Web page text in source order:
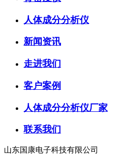
人体成分分析仪
新闻资讯
走进我们
客户案例
人体成分分析仪厂家
联系我们
山东国康电子科技有限公司